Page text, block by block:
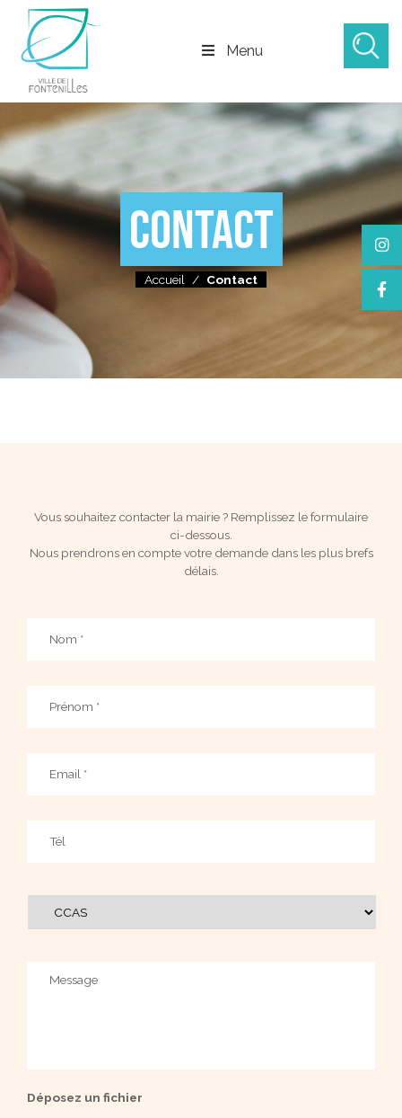
Menu
CONTACT
Accueil / Contact
Vous souhaitez contacter la mairie ? Remplissez le formulaire
ci-dessous.
Nous prendrons en compte votre demande dans les plus brefs
délais.
à
contacter
Déposez un fichier